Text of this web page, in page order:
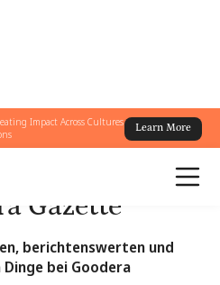
Impact Across Cultures
Learn More
Gazette
berichtenswerten und
bei Goodera